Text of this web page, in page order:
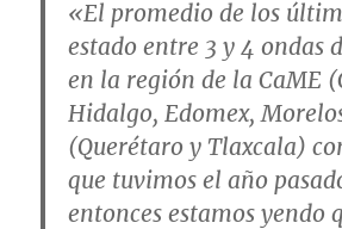
«El promedio de los
estado entre 3 y 4 ondas
en la región de la CaME
Hidalgo, Edomex,
(Querétaro y Tlaxcala)
que tuvimos el año
entonces estamos yendo